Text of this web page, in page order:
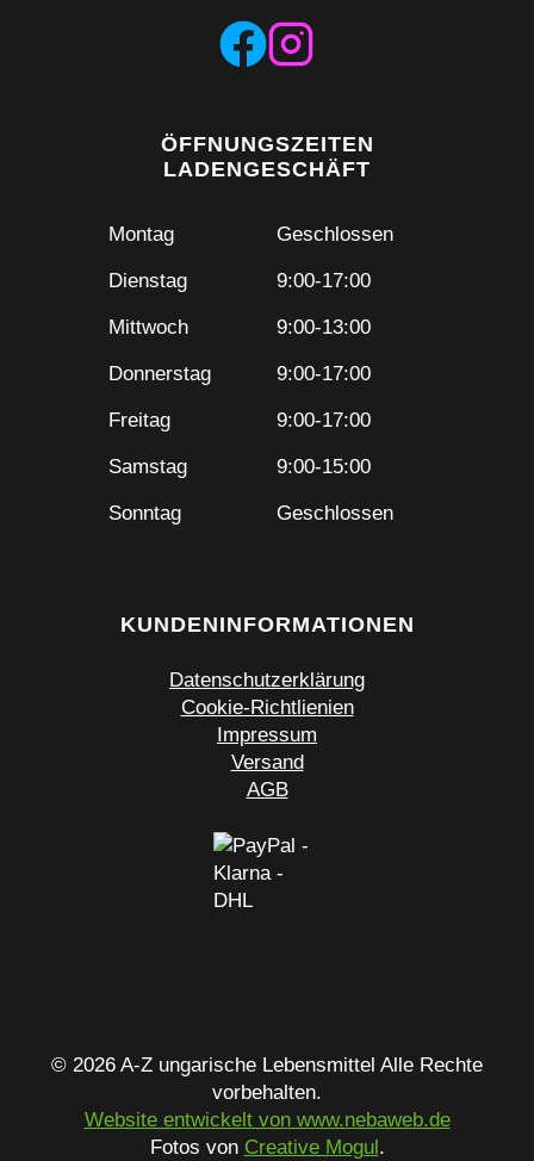
ÖFFNUNGSZEITEN
LADENGESCHÄFT
Montag Geschlossen
Dienstag 9:00-17:00
Mittwoch 9:00-13:00
Donnerstag 9:00-17:00
Freitag 9:00-17:00
Samstag 9:00-15:00
Sonntag Geschlossen
KUNDENINFORMATIONEN
Datenschutzerklärung
Cookie-Richtlienien
Impressum
Versand
AGB
© 2026 A-Z ungarische Lebensmittel Alle Rechte
vorbehalten.
Website entwickelt von www.nebaweb.de
Fotos von Creative Mogul.